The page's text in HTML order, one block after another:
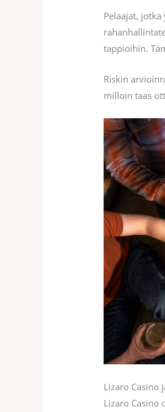
Pelaajat,
tappioihin.
Riskin
milloin taas
Lizaro Casino
Lizaro Casino